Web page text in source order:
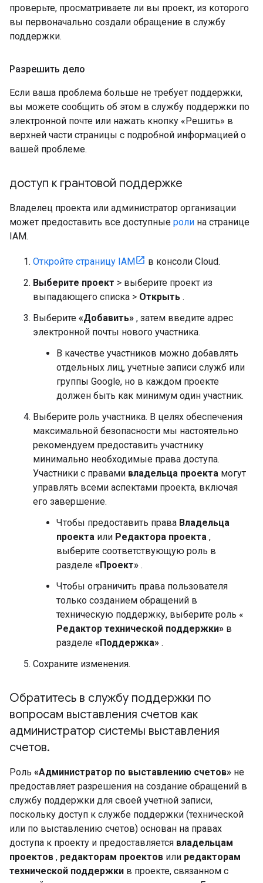
проверьте, просматриваете ли вы проект, из которого
вы первоначально создали обращение в службу
поддержки.
Разрешить дело
Если ваша проблема больше не требует поддержки,
вы можете сообщить об этом в службу поддержки по
электронной почте или нажать кнопку «Решить» в
верхней части страницы с подробной информацией о
вашей проблеме.
доступ к грантовой поддержке
Владелец проекта или администратор организации
может предоставить все доступные роли на странице
IAM.
Откройте страницу IAM
в консоли Cloud.
Выберите проект > выберите проект из
выпадающего списка > Открыть .
Выберите «Добавить» , затем введите адрес
электронной почты нового участника.
В качестве участников можно добавлять
отдельных лиц, учетные записи служб или
группы Google, но в каждом проекте
должен быть как минимум один участник.
Выберите роль участника. В целях обеспечения
максимальной безопасности мы настоятельно
рекомендуем предоставить участнику
минимально необходимые права доступа.
Участники с правами владельца проекта могут
управлять всеми аспектами проекта, включая
его завершение.
Чтобы предоставить права Владельца
проекта или Редактора проекта ,
выберите соответствующую роль в
разделе «Проект» .
Чтобы ограничить права пользователя
только созданием обращений в
техническую поддержку, выберите роль «
Редактор технической поддержки» в
разделе «Поддержка» .
Сохраните изменения.
Обратитесь в службу поддержки по
вопросам выставления счетов как
администратор системы выставления
счетов.
Роль «Администратор по выставлению счетов» не
предоставляет разрешения на создание обращений в
службу поддержки для своей учетной записи,
поскольку доступ к службе поддержки (технической
или по выставлению счетов) основан на правах
доступа к проекту и предоставляется владельцам
проектов , редакторам проектов или редакторам
технической поддержки в проекте, связанном с